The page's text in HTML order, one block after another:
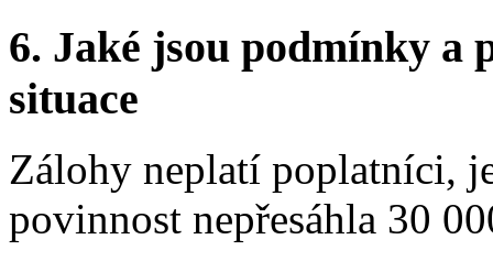
6. Jaké jsou podmínky a
situace
Zálohy neplatí poplatníci,
povinnost nepřesáhla 30